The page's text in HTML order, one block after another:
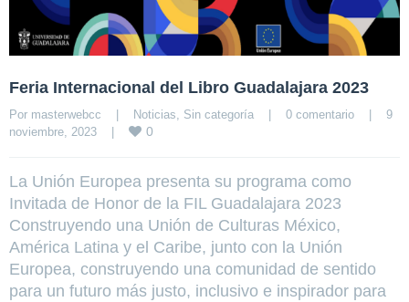
Feria Internacional del Libro Guadalajara 2023
Por masterwebcc | Noticias Sin categoría | 0 comentario |
9
noviembre, 2023 | 0
La Unión Europea presenta su programa como
Invitada de Honor de la FIL Guadalajara 2023
Construyendo una Unión de Culturas México,
América Latina y el Caribe, junto con la Unión
Europea, construyendo una comunidad de sentido
para un futuro más justo, inclusivo e inspirador para